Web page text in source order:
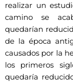
realizar un
camino se
quedarían
de la época
causados por la
los primeros
quedaría